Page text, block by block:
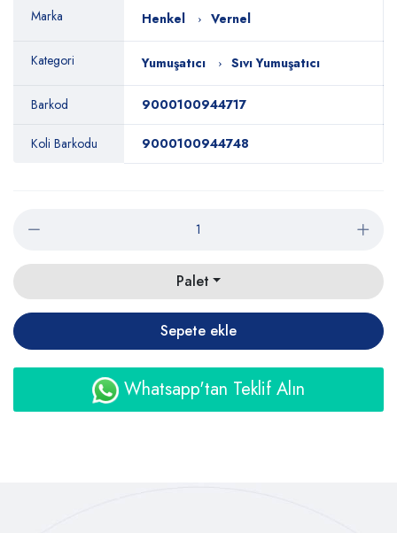
Marka Henkel Vernel
Kategori Yumuşatıcı Sıvı Yumuşatıcı
Barkod 9000100944717
Koli Barkodu 9000100944748
Palet
Sepete ekle
Whatsapp'tan Teklif Alın